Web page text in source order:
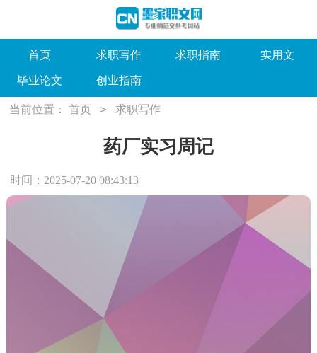
首页 求职写作 求职指南 实用文
毕业论文 创业指南
当前位置： 首页 > 求职写作
药厂实习周记
时间：2025-07-20 08:43:13